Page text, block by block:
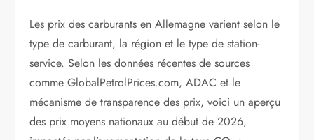
Les prix des carburants en Allemagne varient selon le
type de carburant, la région et le type de station-
service. Selon les données récentes de sources
comme GlobalPetrolPrices.com, ADAC et le
mécanisme de transparence des prix, voici un aperçu
des prix moyens nationaux au début de 2026,